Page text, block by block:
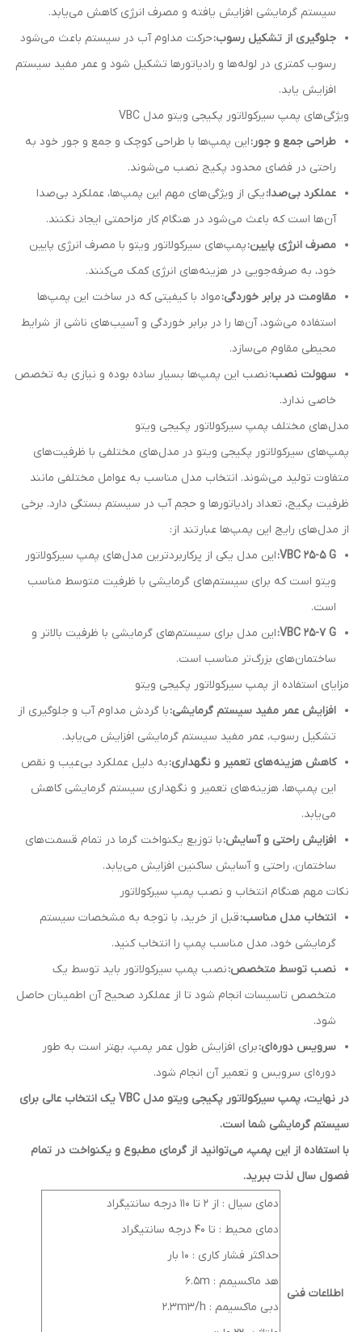
سیستم گرمایشی افزایش یافته و مصرف انرژی کاهش می‌یابد.
جلوگیری از تشکیل رسوب:حرکت مداوم آب در سیستم باعث می‌شود
رسوب کمتری در لوله‌ها و رادیاتورها تشکیل شود و عمر مفید سیستم
افزایش یابد.
ویژگی‌های پمپ سیرکولاتور پکیجی ویتو مدل VBC
طراحی جمع و جور:این پمپ‌ها با طراحی کوچک و جمع و جور خود به
راحتی در فضای محدود پکیج نصب می‌شوند.
عملکرد بی‌صدا:یکی از ویژگی‌های مهم این پمپ‌ها، عملکرد بی‌صدا
آن‌ها است که باعث می‌شود در هنگام کار مزاحمتی ایجاد نکنند.
مصرف انرژی پایین:پمپ‌های سیرکولاتور ویتو با مصرف انرژی پایین
خود، به صرفه‌جویی در هزینه‌های انرژی کمک می‌کنند.
مقاومت در برابر خوردگی:مواد با کیفیتی که در ساخت این پمپ‌ها
استفاده می‌شود، آن‌ها را در برابر خوردگی و آسیب‌های ناشی از شرایط
محیطی مقاوم می‌سازد.
سهولت نصب:نصب این پمپ‌ها بسیار ساده بوده و نیازی به تخصص
خاصی ندارد.
مدل‌های مختلف پمپ سیرکولاتور پکیجی ویتو
پمپ‌های سیرکولاتور پکیجی ویتو در مدل‌های مختلفی با ظرفیت‌های
متفاوت تولید می‌شوند. انتخاب مدل مناسب به عوامل مختلفی مانند
ظرفیت پکیج، تعداد رادیاتورها و حجم آب در سیستم بستگی دارد. برخی
از مدل‌های رایج این پمپ‌ها عبارتند از:
VBC 25-5 G: این مدل یکی از پرکاربردترین مدل‌های پمپ سیرکولاتور
ویتو است که برای سیستم‌های گرمایشی با ظرفیت متوسط مناسب
است.
VBC 25-7 G: این مدل برای سیستم‌های گرمایشی با ظرفیت بالاتر و
ساختمان‌های بزرگ‌تر مناسب است.
مزایای استفاده از پمپ سیرکولاتور پکیجی ویتو
افزایش عمر مفید سیستم گرمایشی:با گردش مداوم آب و جلوگیری از
تشکیل رسوب، عمر مفید سیستم گرمایشی افزایش می‌یابد.
کاهش هزینه‌های تعمیر و نگهداری:به دلیل عملکرد بی‌عیب و نقص
این پمپ‌ها، هزینه‌های تعمیر و نگهداری سیستم گرمایشی کاهش
می‌یابد.
افزایش راحتی و آسایش:با توزیع یکنواخت گرما در تمام قسمت‌های
ساختمان، راحتی و آسایش ساکنین افزایش می‌یابد.
نکات مهم هنگام انتخاب و نصب پمپ سیرکولاتور
انتخاب مدل مناسب:قبل از خرید، با توجه به مشخصات سیستم
گرمایشی خود، مدل مناسب پمپ را انتخاب کنید.
نصب توسط متخصص:نصب پمپ سیرکولاتور باید توسط یک
متخصص تاسیسات انجام شود تا از عملکرد صحیح آن اطمینان حاصل
شود.
سرویس دوره‌ای:برای افزایش طول عمر پمپ، بهتر است به طور
دوره‌ای سرویس و تعمیر آن انجام شود.
در نهایت، پمپ سیرکولاتور پکیجی ویتو مدل VBC یک انتخاب عالی برای
سیستم گرمایشی شما است.
با استفاده از این پمپ، می‌توانید از گرمای مطبوع و یکنواخت در تمام
فصول سال لذت ببرید.
اطلاعات فنی
دمای سیال : از 2 تا 110 درجه سانتیگراد
دمای محیط : تا 40 درجه سانتیگراد
حداکثر فشار کاری : 10 بار
هد ماکسیمم : 6.5m
دبی ماکسیمم : 2.3m3/h